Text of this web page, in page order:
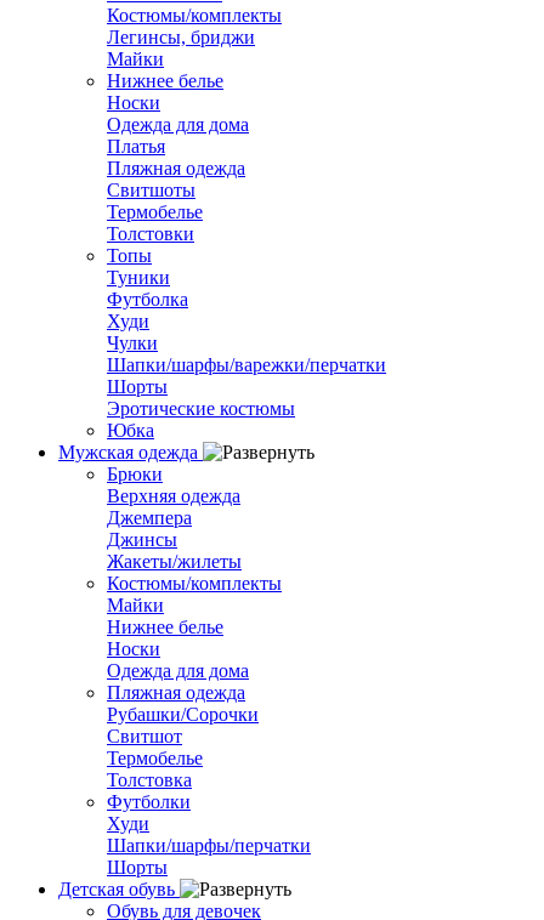
Костюмы/комплекты
Легинсы, бриджи
Майки
Нижнее белье
Носки
Одежда для дома
Платья
Пляжная одежда
Свитшоты
Термобелье
Толстовки
Топы
Туники
Футболка
Худи
Чулки
Шапки/шарфы/варежки/перчатки
Шорты
Эротические костюмы
Юбка
Мужская одежда
Брюки
Верхняя одежда
Джемпера
Джинсы
Жакеты/жилеты
Костюмы/комплекты
Майки
Нижнее белье
Носки
Одежда для дома
Пляжная одежда
Рубашки/Сорочки
Свитшот
Термобелье
Толстовка
Футболки
Худи
Шапки/шарфы/перчатки
Шорты
Детская обувь
Обувь для девочек